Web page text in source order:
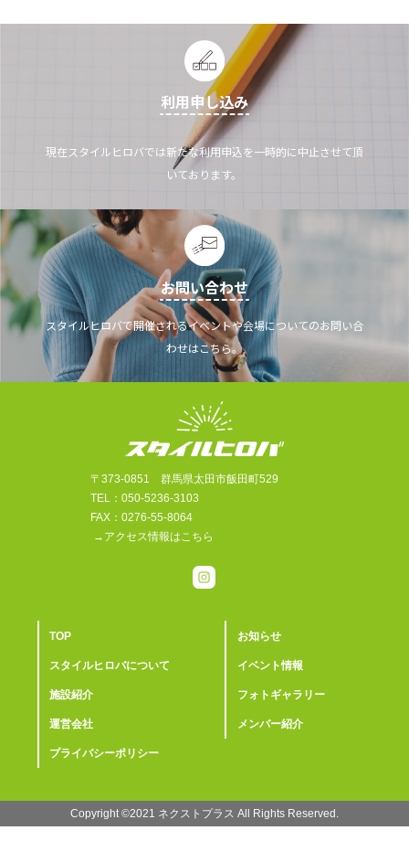
利用申し込み
現在スタイルヒロバでは新たな利用申込を一時的に中止させて頂
いております。
お問い合わせ
スタイルヒロバで開催されるイベントや会場についてのお問い合
わせはこちら。
〒373-0851 群馬県太田市飯田町529
TEL：050-5236-3103
FAX：0276-55-8064
→アクセス情報はこちら
TOP お知らせ
スタイルヒロバについて イベント情報
施設紹介 フォトギャラリー
運営会社 メンバー紹介
プライバシーポリシー
Copyright ©2021 ︎ネクストプラス All Rights Reserved.